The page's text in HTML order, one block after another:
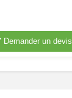
Demander un devis